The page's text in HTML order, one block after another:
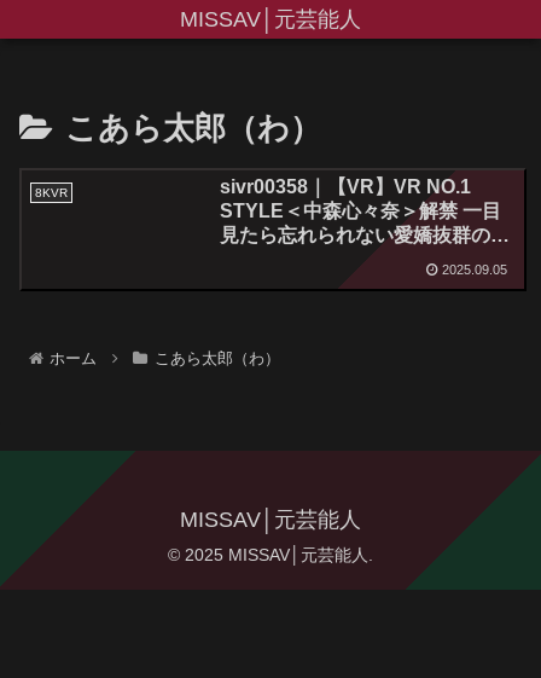
MISSAV│元芸能人
こあら太郎（わ）
8KVR
sivr00358｜【VR】VR NO.1
STYLE＜中森心々奈＞解禁 一目
見たら忘れられない愛嬌抜群のア
イドルスマイル！元タレント、中
森心々奈を紹介します。
2025.09.05
ホーム こあら太郎（わ）
MISSAV│元芸能人
© 2025 MISSAV│元芸能人.